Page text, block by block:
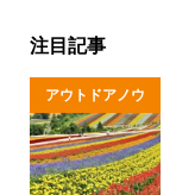
注目記事
アウトドアノウ
ハウ